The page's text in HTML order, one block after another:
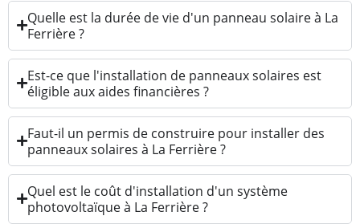
Quelle est la durée de vie d'un panneau solaire à La
Ferrière ?
Est-ce que l'installation de panneaux solaires est
éligible aux aides financières ?
Faut-il un permis de construire pour installer des
panneaux solaires à La Ferrière ?
Quel est le coût d'installation d'un système
photovoltaïque à La Ferrière ?